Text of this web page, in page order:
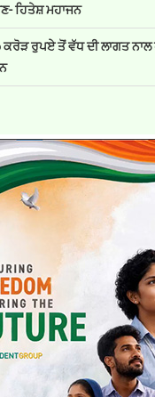
ਹਿਤੇਸ਼ ਮਹਾਜਨ
ਰੁਪਏ ਤੋਂ ਵੱਧ ਦੀ ਲਾਗਤ